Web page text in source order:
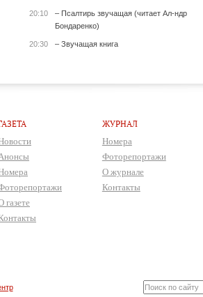
20:10
– Псалтирь звучащая (читает Ал-ндр
Бондаренко)
20:30 – Звучащая книга
газете
ЖУРНАЛ
Номера
Фоторепортажи
О журнале
Контакты